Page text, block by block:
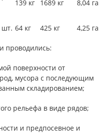
139 кг 1689 кг 8,04 га
шт. 64 кг 425 кг 4,25 га
проводились:
поверхности от
мусора с последующим
складированием;
рельефа в виде рядов;
и предпосевное и